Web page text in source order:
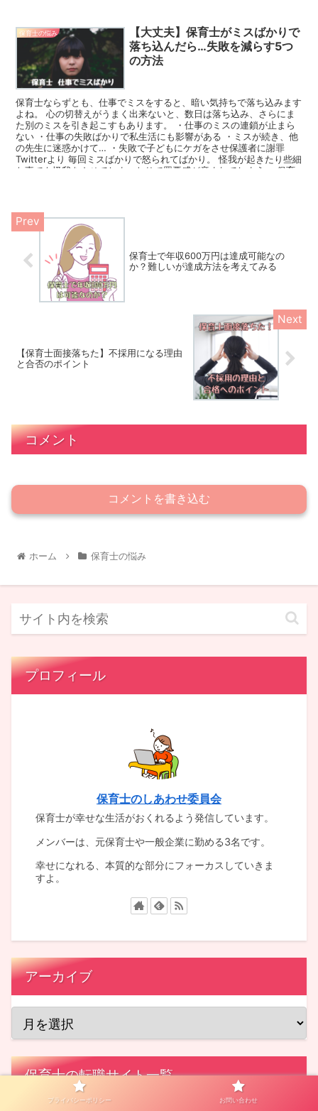
保育士の悩み
【大丈夫】保育士がミスばかりで
落ち込んだら…失敗を減らす5つ
の方法
保育士ならずとも、仕事でミスをすると、暗い気持ちで落ち込みます
よね。 心の切替えがうまく出来ないと、数日は落ち込み、さらにま
た別のミスを引き起こすもあります。 ・仕事のミスの連鎖が止まら
ない ・仕事の失敗ばかりで私生活にも影響がある ・ミスが続き、他
の先生に迷惑かけて… ・失敗で子どもにケガをさせ保護者に謝罪
Twitterより 毎回ミスばかりで怒られてばかり。 怪我が起きたり些細
な事でも怪我をさせてしまったりで罪悪感が産まれてしまう。 保育
回は、保育士さんが失敗を減らし自信をもって仕事ができるよう、下
記を掘り下げていきたいと思います。 ・保育士のミスばかりしてし
まう原因 ・ミスをおこしやすい状況 ・保育士がミスを減らす対策 ・
ミスから立ち直る方法 ではさっそく内容をみていきましょう！
保育士で年収600万円は達成可能なの
か？難しいが達成方法を考えてみる
【保育士面接落ちた】不採用になる理由
と合否のポイント
コメント
コメントを書き込む
ホーム 保育士の悩み
プロフィール
保育士のしあわせ委員会
保育士が幸せな生活がおくれるよう発信しています。
メンバーは、元保育士や一般企業に勤める3名です。
幸せになれる、本質的な部分にフォーカスしていきま
すよ。
アーカイブ
保育士の転職サイト一覧
プライバシーポリシー お問い合わせ